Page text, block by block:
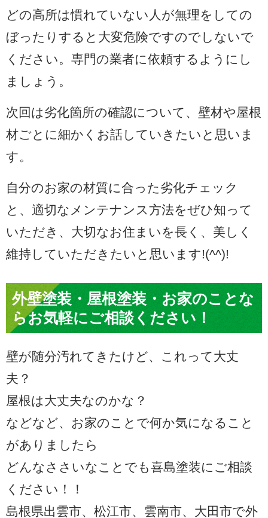
どの高所は慣れていない人が無理をしての
ぼったりすると大変危険ですのでしないで
ください。専門の業者に依頼するようにし
ましょう。
次回は劣化箇所の確認について、壁材や屋根
材ごとに細かくお話していきたいと思いま
す。
自分のお家の材質に合った劣化チェック
と、適切なメンテナンス方法をぜひ知って
いただき、大切なお住まいを長く、美しく
維持していただきたいと思います!(^^)!
外壁塗装・屋根塗装・お家のことな
らお気軽にご相談ください！
壁が随分汚れてきたけど、これって大丈
夫？
屋根は大丈夫なのかな？
などなど、お家のことで何か気になること
がありましたら
どんなささいなことでも喜島塗装にご相談
ください！！
島根県出雲市、松江市、雲南市、大田市で外